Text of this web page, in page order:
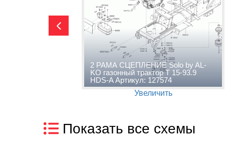
2 РАМА СЦЕПЛЕНИЕ Solo by AL-
KO газонный трактор T 15-93.9
HDS-A Артикул: 127574
Увеличить
Показать все схемы